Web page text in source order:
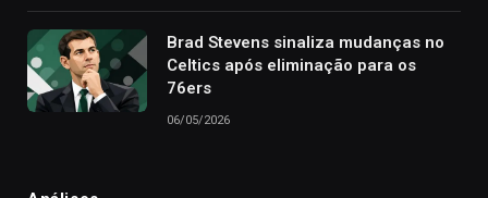
Brad Stevens sinaliza mudanças no
Celtics após eliminação para os
76ers
06/05/2026